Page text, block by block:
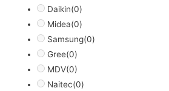
Daikin(0)
Midea(0)
Samsung(0)
Gree(0)
MDV(0)
Naitec(0)